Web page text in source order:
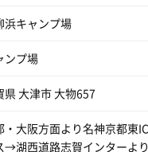
浜キャンプ場
ンプ場
県 大津市 大物657
・大阪方面より名神京都東
→湖西道路志賀インターよ